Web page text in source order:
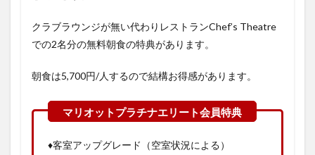
クラブラウンジが無い代わりレストランChef’s Theatre
での2名分の無料朝食の特典があります。
朝食は5,700円/人するので結構お得感があります。
♦客室アップグレード（空室状況による）